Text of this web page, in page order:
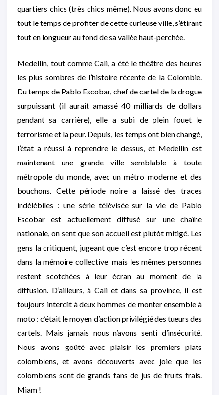
quartiers chics (très chics même). Nous avons donc eu
tout le temps de profiter de cette curieuse ville, s’étirant
tout en longueur au fond de sa vallée haut-perchée.
Medellin, tout comme Cali, a été le théâtre des heures
les plus sombres de l’histoire récente de la Colombie.
Du temps de Pablo Escobar, chef de cartel de la drogue
surpuissant (il aurait amassé 40 milliards de dollars
pendant sa carrière), elle a subi de plein fouet le
terrorisme et la peur. Depuis, les temps ont bien changé,
l’état a réussi à reprendre le dessus, et Medellin est
maintenant une grande ville semblable à toute
métropole du monde, avec un métro moderne et des
bouchons. Cette période noire a laissé des traces
indélébiles : une série télévisée sur la vie de Pablo
Escobar est actuellement diffusé sur une chaîne
nationale, on sent que son accueil est plutôt mitigé. Les
gens la critiquent, jugeant que c’est encore trop récent
dans la mémoire collective, mais les mêmes personnes
restent scotchées à leur écran au moment de la
diffusion. D’ailleurs, à Cali et dans sa province, il est
toujours interdit à deux hommes de monter ensemble à
moto : c’était le moyen d’action privilégié des tueurs des
cartels. Mais jamais nous n’avons senti d’insécurité.
Nous avons goûté avec plaisir les premiers plats
colombiens, et avons découverts avec joie que les
colombiens sont de grands fans de jus de fruits frais.
Miam !